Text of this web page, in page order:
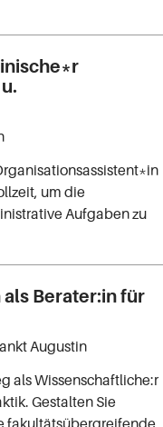
um die
Aufgaben zu
Berater:in für
Augustin
als Wissenschaftliche:r
Gestalten Sie